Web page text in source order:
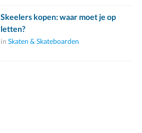
Skeelers kopen: waar moet je op
letten?
in Skaten & Skateboarden